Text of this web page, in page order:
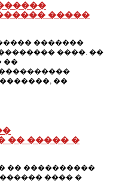
�����
�������
����. ��
��
��
�� ����� �
�� ����������
���� �